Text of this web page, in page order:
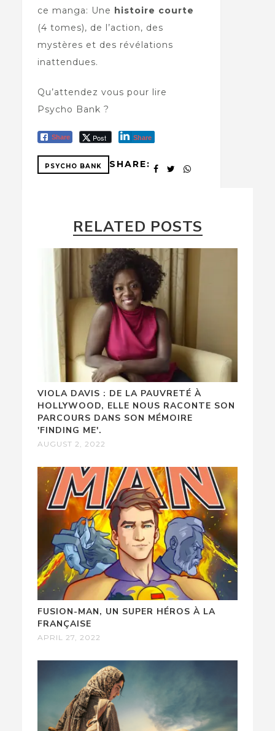
ce manga: Une histoire courte
(4 tomes), de l’action, des
mystères et des révélations
inattendues.
Qu’attendez vous pour lire
Psycho Bank ?
Share Post Share
PSYCHO BANK SHARE:
RELATED POSTS
VIOLA DAVIS : DE LA PAUVRETÉ À
HOLLYWOOD, ELLE NOUS RACONTE SON
PARCOURS DANS SON MÉMOIRE
'FINDING ME'.
AUGUST 2, 2022
FUSION-MAN, UN SUPER HÉROS À LA
FRANÇAISE
APRIL 27, 2022